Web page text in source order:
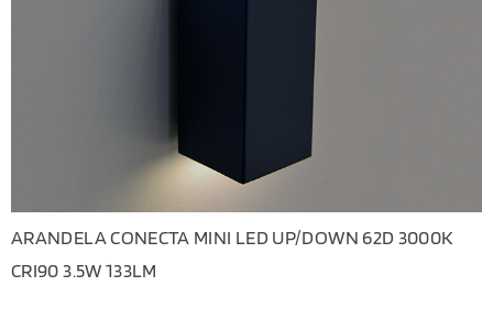
ARANDELA CONECTA MINI LED UP/DOWN 62D 3000K
CRI90 3.5W 133LM